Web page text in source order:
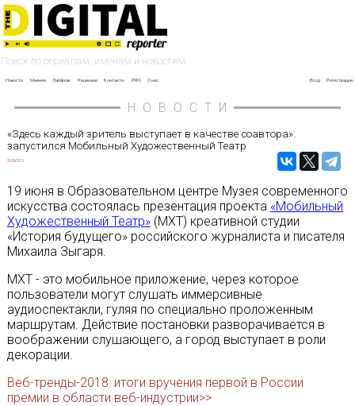
Новости Мнение Лайфхак Рецензии Контакты PRO О нас Вход Регистрация
НОВОСТИ
«Здесь каждый зритель выступает в качестве соавтора»:
запустился Мобильный Художественный Театр
20/06/2019
19 июня в Образовательном центре Музея современного
искусства состоялась презентация проекта «Мобильный
Художественный Театр»(МХТ) креативной студии
«История будущего» российского журналиста и писателя
Михаила Зыгаря.
МХТ - это мобильное приложение, через которое
пользователи могут слушать иммерсивные
аудиоспектакли, гуляя по специально проложенным
маршрутам. Действие постановки разворачивается в
воображении слушающего, а город выступает в роли
декорации.
Веб-тренды-2018: итоги вручения первой в России
премии в области веб-индустрии>>